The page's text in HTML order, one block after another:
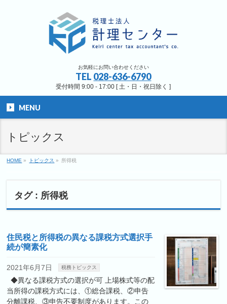
お気軽にお問い合わせください
TEL 028-636-6790
受付時間 9:00 - 17:00 [ 土・日・祝日除く ]
MENU
トピックス
HOME » トピックス » 所得税
タグ : 所得税
住民税と所得税の異なる課税方式選択手
続が簡素化
2021年6月7日 税務トピックス
◆異なる課税方式の選択が可 上場株式等の配
当所得の課税方式には、①総合課税、②申告
分離課税、③申告不要制度があります。この